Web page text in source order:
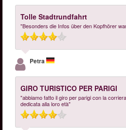
Tolle Stadtrundfahrt
"Besonders die Infos über den Kopfhörer
Petra
GIRO TURISTICO PER PARIGI
"abbiamo fatto il giro per parigi con la
dedicata alla loro età"